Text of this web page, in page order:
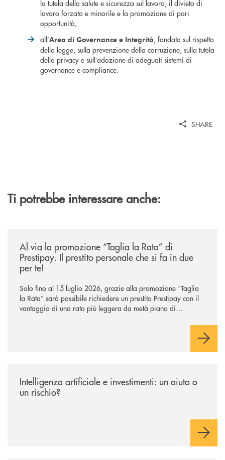
la tutela della salute e sicurezza sul lavoro, il divieto di
lavoro forzato e minorile e la promozione di pari
opportunità;
all’Area di Governance e Integrità, fondata sul rispetto
della legge, sulla prevenzione della corruzione, sulla tutela
della privacy e sull’adozione di adeguati sistemi di
governance e compliance.
SHARE
Ti potrebbe interessare anche:
Al via la promozione “Taglia la Rata” di
Prestipay. Il prestito personale che si fa in due
per te!
Solo fino al 15 luglio 2026, grazie alla promozione “Taglia
la Rata” sarà possibile richiedere un prestito Prestipay con il
vantaggio di una rata più leggera da metà piano di
Intelligenza artificiale e investimenti: un aiuto o
un rischio?